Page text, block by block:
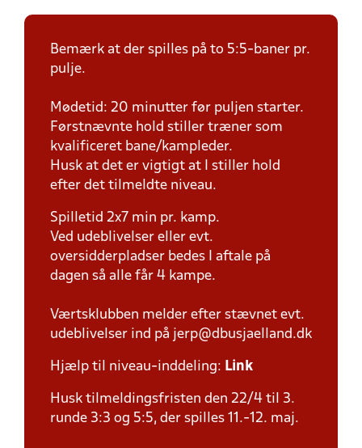
Bemærk at der spilles på to 5:5-baner pr.
pulje.
Mødetid: 20 minutter før puljen starter.
Førstnævnte hold stiller træner som
kvalificeret bane/kampleder.
Husk at det er vigtigt at I stiller hold
efter det tilmeldte niveau.
Spilletid 2x7 min pr. kamp.
Ved udeblivelser eller evt.
oversidderpladser bedes I aftale på
dagen så alle får 4 kampe.
Værtsklubben melder efter stævnet evt.
udeblivelser ind på jerp@dbusjaelland.dk
Hjælp til niveau-inddeling: Link
Husk tilmeldingsfristen den 22/4 til 3.
runde 3:3 og 5:5, der spilles 11.-12. maj.